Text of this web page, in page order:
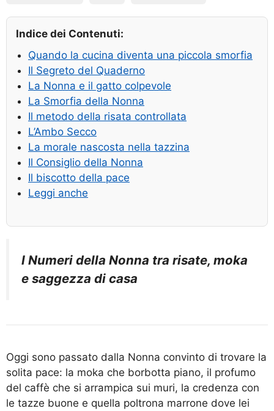
Indice dei Contenuti:
Quando la cucina diventa una piccola smorfia
Il Segreto del Quaderno
La Nonna e il gatto colpevole
La Smorfia della Nonna
Il metodo della risata controllata
L’Ambo Secco
La morale nascosta nella tazzina
Il Consiglio della Nonna
Il biscotto della pace
Leggi anche
I Numeri della Nonna tra risate, moka
e saggezza di casa
Oggi sono passato dalla Nonna convinto di trovare la
solita pace: la moka che borbotta piano, il profumo
del caffè che si arrampica sui muri, la credenza con
le tazze buone e quella poltrona marrone dove lei